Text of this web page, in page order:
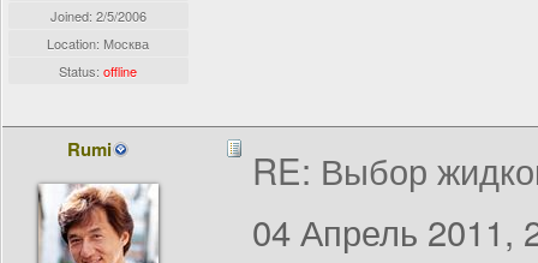
Joined: 2/5/2006
Location: Москва
Status:offline
Rumi
RE: Выбор
04 Апрель 2011,